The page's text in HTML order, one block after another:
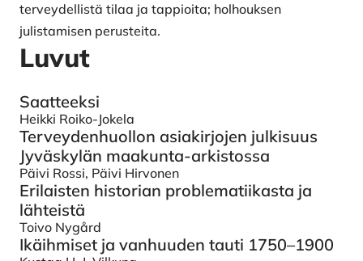
terveydellistä tilaa ja tappioita; holhouksen
julistamisen perusteita.
Luvut
Saatteeksi
Heikki Roiko-Jokela
Terveydenhuollon asiakirjojen julkisuus
Jyväskylän maakunta-arkistossa
Päivi Rossi, Päivi Hirvonen
Erilaisten historian problematiikasta ja
lähteistä
Toivo Nygård
Ikäihmiset ja vanhuuden tauti 1750–1900